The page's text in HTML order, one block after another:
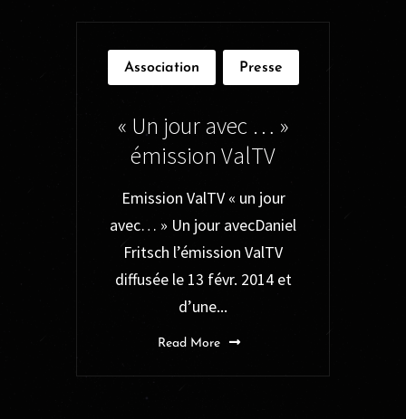
Association Presse
« Un jour avec … »
émission ValTV
Emission ValTV « un jour
avec… » Un jour avecDaniel
Fritsch l’émission ValTV
diffusée le 13 févr. 2014 et
d’une...
Read More